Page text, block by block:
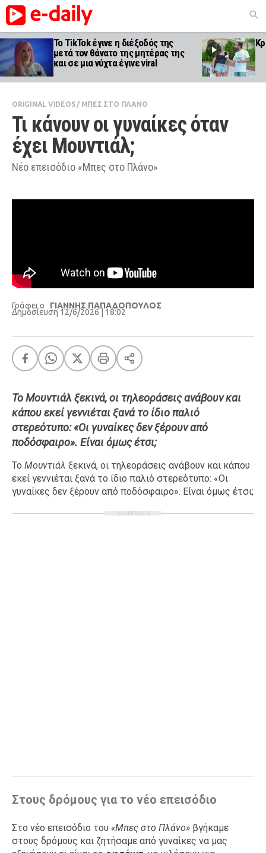
Το TikTok έγινε η διέξοδός της
μετά τον θάνατο της μητέρας της
και σε μια νύχτα έγινε viral
ORIGINAL VIDEOS/ ΜΠΕΣ ΣΤΟ ΠΛΑΝΟ
Τι κάνουν οι γυναίκες όταν
έχει Μουντιάλ;
Nέο επεισόδιο «Μπες στο Πλάνο»
Γράφει ο ΓΙΑΝΝΗΣ ΠΑΠΑΔΟΠΟΥΛΟΣ
Δημοσίευση 12/6/2026 | 18:02
Το Μουντιάλ ξεκινά, οι τηλεοράσεις ανάβουν και
κάπου εκεί γεννιέται ξανά το ίδιο παλιό
στερεότυπο: «Οι γυναίκες δεν ξέρουν από
ποδόσφαιρο». Είναι όμως έτσι;
Το Μουντιάλ ξεκινά, οι τηλεοράσεις ανάβουν και κάπου
εκεί γεννιέται ξανά το ίδιο παλιό στερεότυπο: «Οι
γυναίκες δεν ξέρουν από ποδόσφαιρο». Είναι όμως έτσι;
ΔΙΑΦΗΜΙΣΗ
Στους δρόμους για το νέο επεισόδιο
Στο νέο επεισόδιο του «Μπες στο Πλάνο» βγήκαμε
στους δρόμους και ζητήσαμε από γυναίκες να μας